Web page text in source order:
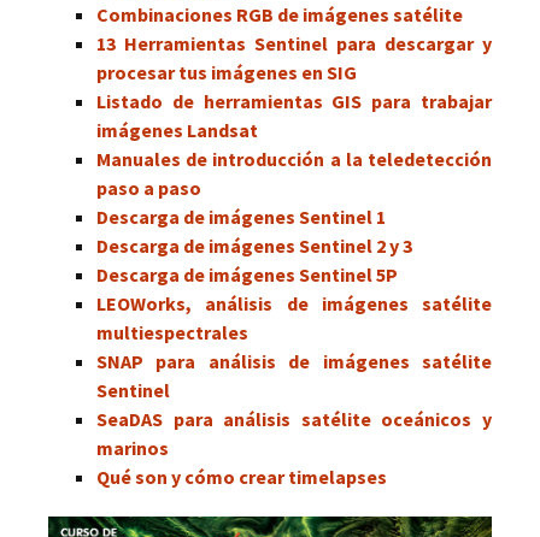
Combinaciones RGB de imágenes satélite
13 Herramientas Sentinel para descargar y
procesar tus imágenes en SIG
Listado de herramientas GIS para trabajar
imágenes Landsat
Manuales de introducción a la teledetección
paso a paso
Descarga de imágenes Sentinel 1
Descarga de imágenes Sentinel 2 y 3
Descarga de imágenes Sentinel 5P
LEOWorks, análisis de imágenes satélite
multiespectrales
SNAP para análisis de imágenes satélite
Sentinel
SeaDAS para análisis satélite oceánicos y
marinos
Qué son y cómo crear timelapses